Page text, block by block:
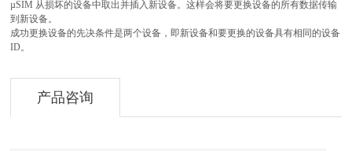
µSIM 从损坏的设备中取出并插入新设备。这样会将要更换设备的所有数据传输
到新设备。
成功更换设备的先决条件是两个设备，即新设备和要更换的设备具有相同的设备
ID。
产品咨询